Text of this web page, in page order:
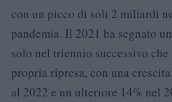
con un picco di soli 2 miliardi
pandemia. Il 2021 ha segnato
solo nel triennio successivo che
propria ripresa, con una
al 2022 e un ulteriore 14% nel